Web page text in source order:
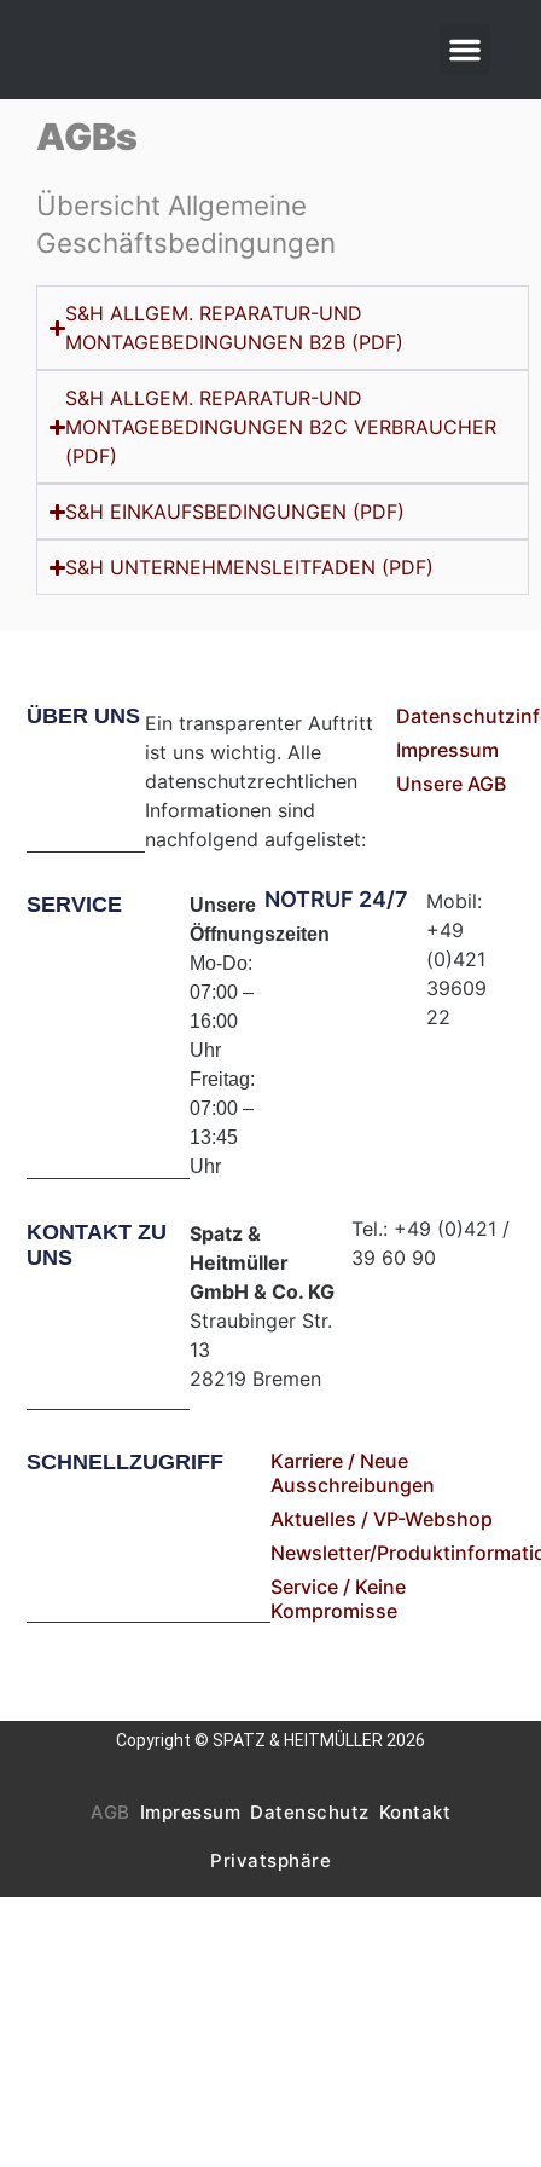
AGBs
Übersicht Allgemeine
Geschäftsbedingungen
S&H ALLGEM. REPARATUR-UND
MONTAGEBEDINGUNGEN B2B (PDF)
S&H ALLGEM. REPARATUR-UND
MONTAGEBEDINGUNGEN B2C VERBRAUCHER
(PDF)
S&H EINKAUFSBEDINGUNGEN (PDF)
S&H UNTERNEHMENSLEITFADEN (PDF)
ÜBER UNS Ein transparenter Auftritt
ist uns wichtig. Alle
datenschutzrechtlichen
Informationen sind
nachfolgend aufgelistet:
Impressum
Unsere AGB
SERVICE
Unsere
Öffnungszeiten
Mo-Do:
07:00 –
16:00
Uhr
Freitag:
07:00 –
13:45
Uhr
NOTRUF 24/7
Mobil:
+49
(0)421
39609
22
KONTAKT ZU
UNS
Spatz &
Heitmüller
GmbH & Co. KG
Straubinger Str.
13
28219 Bremen
Tel.: +49 (0)421 /
39 60 90
SCHNELLZUGRIFF
Karriere / Neue
Ausschreibungen
Aktuelles / VP-Webshop
Newsletter/
Service / Keine
Kompromisse
Copyright © SPATZ & HEITMÜLLER 2026
AGB Impressum Datenschutz Kontakt
Privatsphäre